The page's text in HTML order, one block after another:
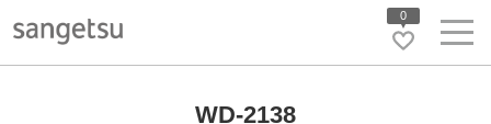
0
WD-2138